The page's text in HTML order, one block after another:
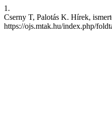
1.
Cserny T, Palotás K. Hírek,
https://ojs.mtak.hu/index.php/